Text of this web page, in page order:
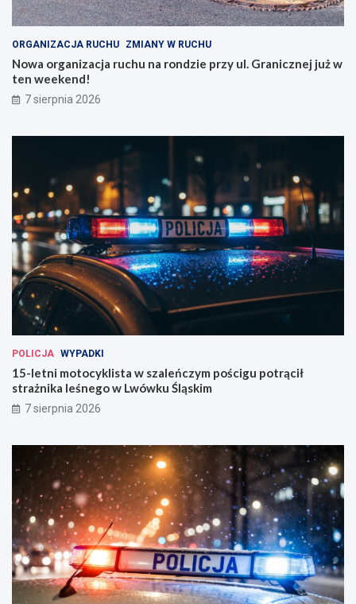
ORGANIZACJA RUCHU ZMIANY W RUCHU
Nowa organizacja ruchu na rondzie przy ul. Granicznej już w
ten weekend!
7 sierpnia 2026
POLICJA WYPADKI
15-letni motocyklista w szaleńczym pościgu potrącił
strażnika leśnego w Lwówku Śląskim
7 sierpnia 2026